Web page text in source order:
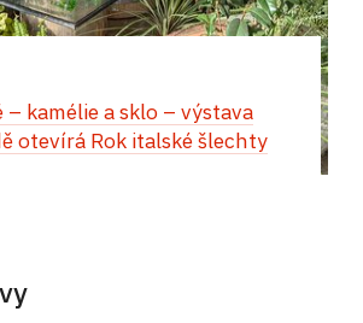
kamélie a sklo – výstava
otevírá Rok italské šlechty